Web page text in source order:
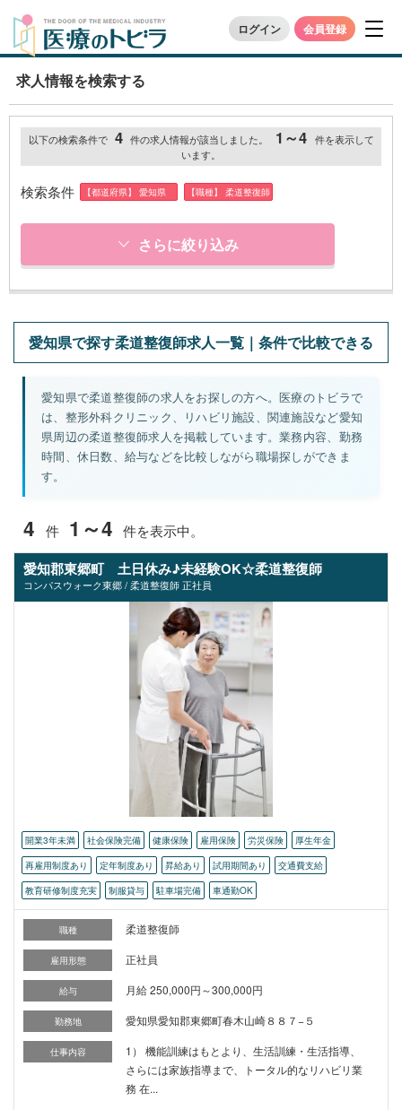
ログイン 会員登録
求人情報を検索する
以下の検索条件で 4 件の求人情報が該当しました。 1～4 件を表示して
います。
検索条件 【都道府県】 愛知県 【職種】 柔道整復師
さらに絞り込み
愛知県で探す柔道整復師求人一覧｜条件で比較できる
愛知県で柔道整復師の求人をお探しの方へ。医療のトビラで
は、整形外科クリニック、リハビリ施設、関連施設など愛知
県周辺の柔道整復師求人を掲載しています。業務内容、勤務
時間、休日数、給与などを比較しながら職場探しができま
す。
4 件 1～4 件を表示中。
愛知郡東郷町 土日休み♪未経験OK☆柔道整復師
コンパスウォーク東郷 / 柔道整復師 正社員
開業3年未満 社会保険完備 健康保険 雇用保険 労災保険
厚生年金
再雇用制度あり
定年制度あり 昇給あり 試用期間あり
交通費支給
教育研修制度充実
制服貸与 駐車場完備 車通勤OK
職種 柔道整復師
雇用形態 正社員
給与 月給 250,000円～300,000円
勤務地 愛知県愛知郡東郷町春木山崎８８７−５
仕事内容
1） 機能訓練はもとより、生活訓練・生活指導、
さらには家族指導まで、トータル的なリハビリ業
務 在...